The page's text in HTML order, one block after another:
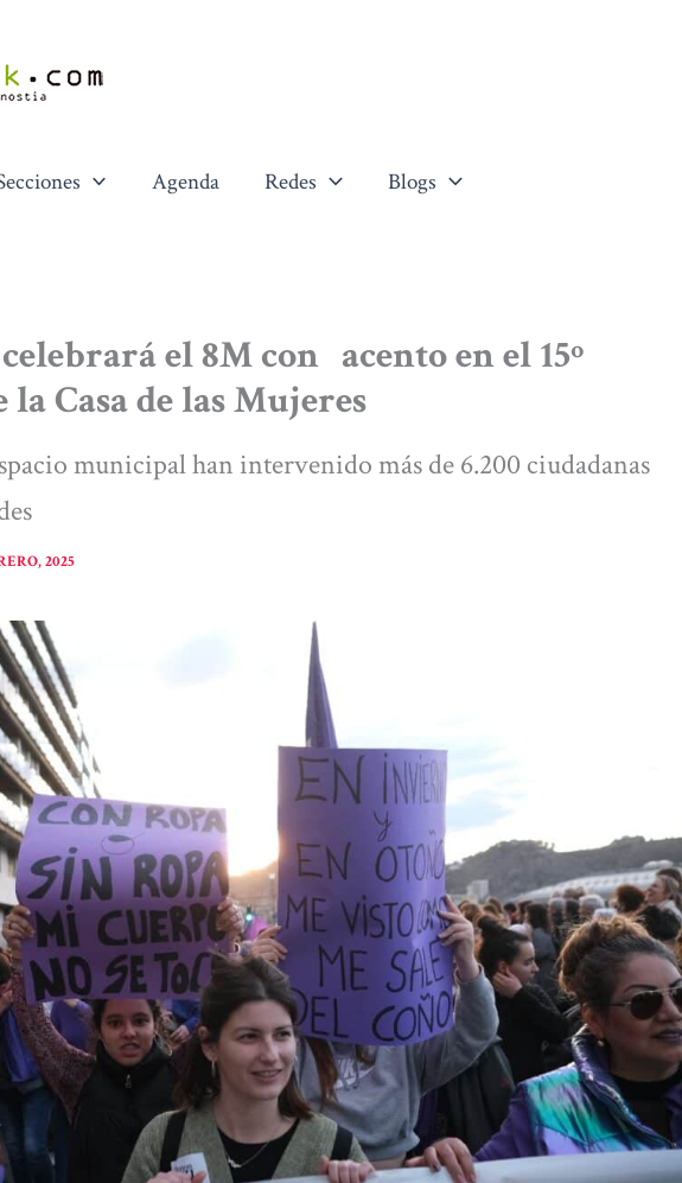
Agenda Redes Blogs
el 8M con acento en el 15º
Casa de las Mujeres
municipal han intervenido más de 6.200 ciudadanas
2025